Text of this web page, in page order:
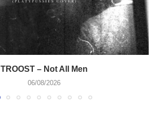
TROOST – Not All Men
06/08/2026